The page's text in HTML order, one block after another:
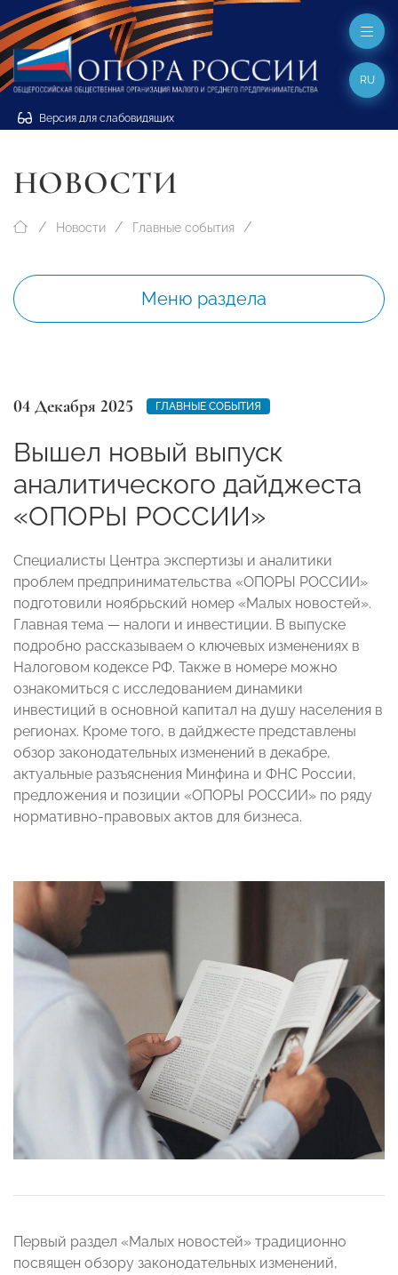
Версия для слабовидящих
RU
НОВОСТИ
Новости Главные события
Меню раздела
04 Декабря 2025 ГЛАВНЫЕ СОБЫТИЯ
Вышел новый выпуск
аналитического дайджеста
«ОПОРЫ РОССИИ»
Специалисты Центра экспертизы и аналитики
проблем предпринимательства «ОПОРЫ РОССИИ»
подготовили ноябрьский номер «Малых новостей».
Главная тема — налоги и инвестиции. В выпуске
подробно рассказываем о ключевых изменениях в
Налоговом кодексе РФ. Также в номере можно
ознакомиться с исследованием динамики
инвестиций в основной капитал на душу населения в
регионах. Кроме того, в дайджесте представлены
обзор законодательных изменений в декабре,
актуальные разъяснения Минфина и ФНС России,
предложения и позиции «ОПОРЫ РОССИИ» по ряду
нормативно-правовых актов для бизнеса.
Первый раздел «Малых новостей» традиционно
посвящен обзору законодательных изменений,